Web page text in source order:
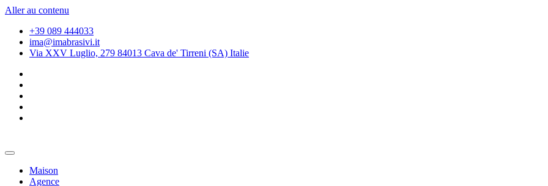
Aller au contenu
+39 089 444033
ima@imabrasivi.it
Via XXV Luglio, 279 84013 Cava de' Tirreni (SA) Italie
Maison
Agence